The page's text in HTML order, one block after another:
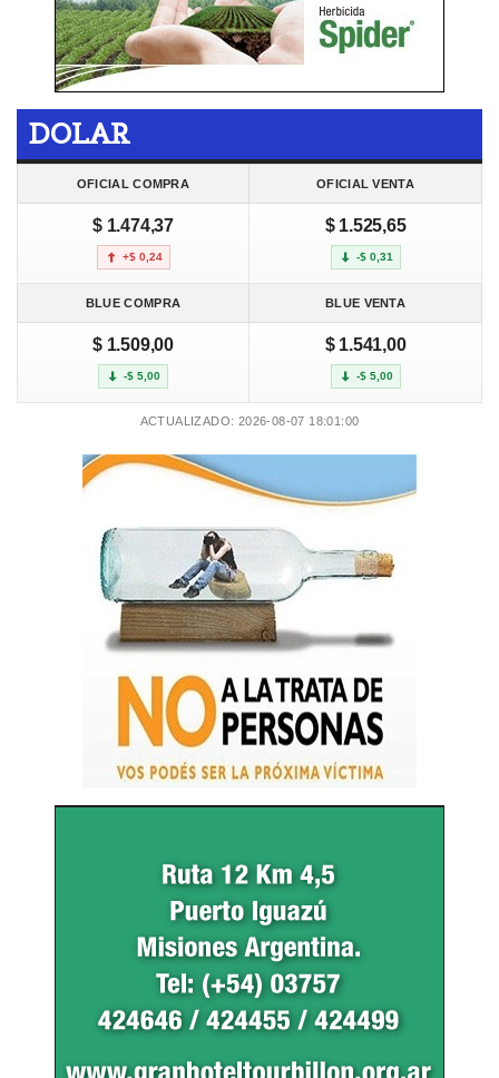
DOLAR
OFICIAL COMPRA OFICIAL VENTA
$ 1.474,37
+$ 0,24
$ 1.525,65
-$ 0,31
BLUE COMPRA BLUE VENTA
$ 1.509,00
-$ 5,00
$ 1.541,00
-$ 5,00
ACTUALIZADO: 2026-08-07 18:01:00